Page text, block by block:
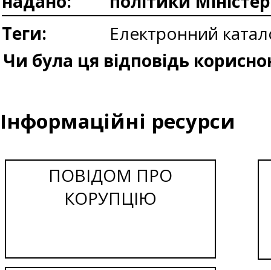
Теги:
Електронний
Чи була ця відповідь
Інформаційні ресурси
ПОВІДОМ ПРО
КОРУПЦІЮ